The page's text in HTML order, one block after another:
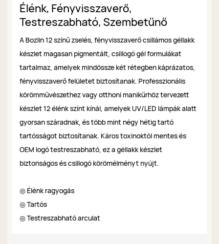
Élénk, Fényvisszaverő,
Testreszabható, Szembetűnő
A Bozlin 12 színű zselés, fényvisszaverő csillámos géllakk
készlet magasan pigmentált, csillogó gél formulákat
tartalmaz, amelyek mindössze két rétegben káprázatos,
fényvisszaverő felületet biztosítanak. Professzionális
körömművészethez vagy otthoni manikűrhöz tervezett
készlet 12 élénk színt kínál, amelyek UV/LED lámpák alatt
gyorsan száradnak, és több mint négy hétig tartó
tartósságot biztosítanak. Káros toxinoktól mentes és
OEM logó testreszabható, ez a géllakk készlet
biztonságos és csillogó körömélményt nyújt.
◎ Élénk ragyogás
◎ Tartós
◎ Testreszabható arculat